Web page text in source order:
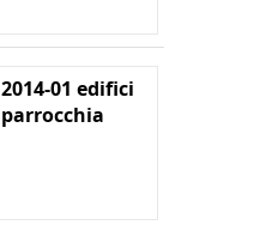
2014-01 edifici
parrocchia